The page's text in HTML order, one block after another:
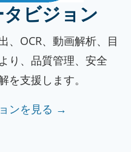
ビジョン
、OCR、動画解析、目
り、品質管理、安全
を支援します。
ンを見る →